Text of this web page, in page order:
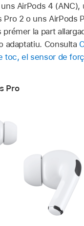
AirPods 4 (ANC),
Pro 2 o uns AirPods
prémer la part
adaptatiu. Consulta
toc, el sensor de
Pro